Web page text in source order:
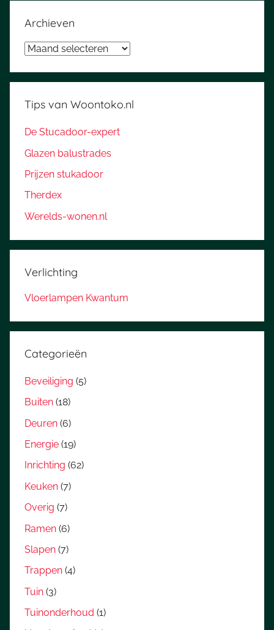
Archieven
Archieven
Tips van Woontoko.nl
De Stucadoor-expert
Glazen balustrades
Prijzen stukadoor
Therdex
Werelds-wonen.nl
Verlichting
Vloerlampen Kwantum
Categorieën
Beveiliging (5)
Buiten (18)
Deuren (6)
Energie (19)
Inrichting (62)
Keuken (7)
Overig (7)
Ramen (6)
Slapen (7)
Trappen (4)
Tuin (3)
Tuinonderhoud (1)